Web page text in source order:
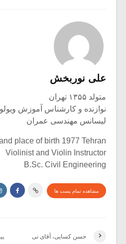
علی نوربخش
متولد ۱۳۵۵ تهران
نوازنده و کارشناس آموزش
لیسانس مهندسی عمران
place of birth 1977 Tehran
Violinist and Violin Instructor
B.Sc. Civil Engineering
مشاهده تمام پست ها
حسن کسایی، آقای نی